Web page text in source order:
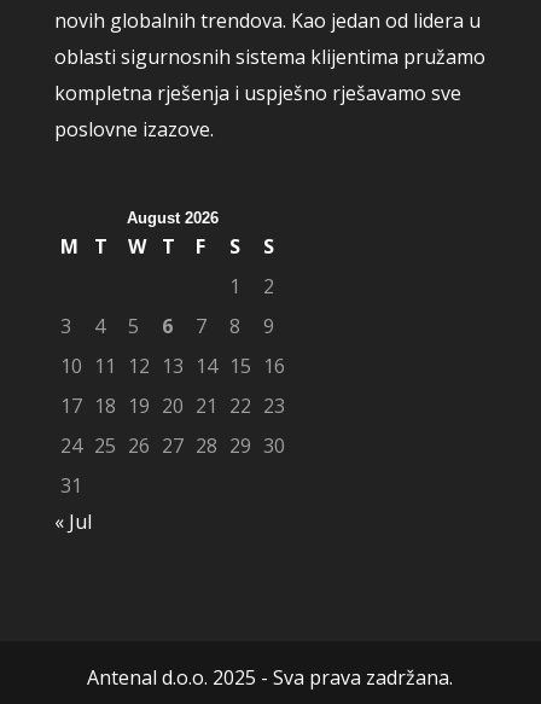
novih globalnih trendova. Kao jedan od lidera u
oblasti sigurnosnih sistema klijentima pružamo
kompletna rješenja i uspješno rješavamo sve
poslovne izazove.
August 2026
M T W T F S
S
1
2
3
4 5 6 7 8
9
10 11 12 13 14 15 16
17 18 19 20 21 22 23
24 25 26 27 28 29 30
31
« Jul
Antenal d.o.o. 2025 - Sva prava zadržana.